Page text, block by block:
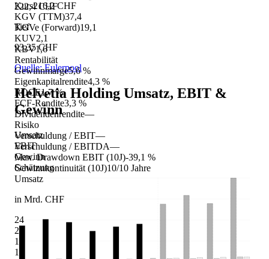
Kurs216,2 CHF
KGV (TTM)37,4
KGVe (Forward)19,1
KUV2,1
KBV1,6
Rentabilität
Gewinnmarge5,6 %
Eigenkapitalrendite4,3 %
ROCE1,7 %
FCF-Rendite3,3 %
Dividendenrendite—
Risiko
Verschuldung / EBIT—
Verschuldung / EBITDA—
Max. Drawdown EBIT (10J)-39,1 %
Gewinnkontinuität (10J)10/10 Jahre
Umsatz
in Mrd. CHF
24
21
18
15
222,4 CHF
Tief
93,35 CHF
Quelle: Eulerpool
Helvetia Holding Umsatz, EBIT &
Gewinn
Umsatz
EBIT
Gewinn
Schätzung